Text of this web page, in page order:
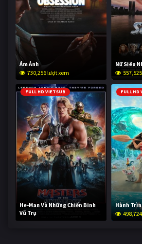
Ám Ảnh
730,256 lượt xem
Nữ Siêu
FULL HD VIETSUB
He-Man Và Những Chiến Binh
Vũ Trụ
248,195 lượt xem
FULL HD
Hành